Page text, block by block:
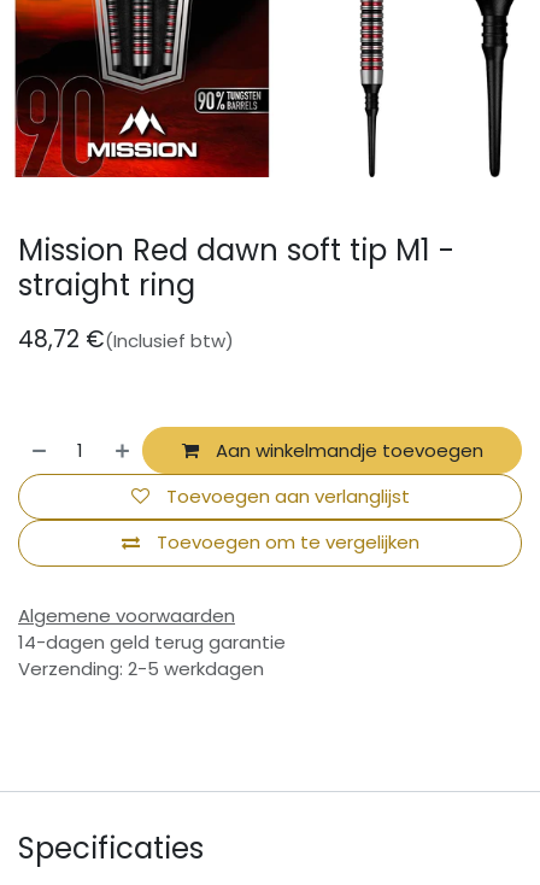
Mission Red dawn soft tip M1 -
straight ring
48,72 €(Inclusief btw)
Aan winkelmandje toevoegen
Toevoegen om te vergelijken
Toevoegen aan verlanglijst
Algemene voorwaarden
14-dagen geld terug garantie
Verzending: 2-5 werkdagen
Specificaties